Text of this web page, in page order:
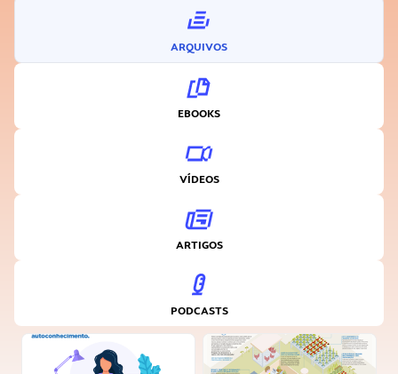
ARQUIVOS
EBOOKS
VÍDEOS
ARTIGOS
PODCASTS